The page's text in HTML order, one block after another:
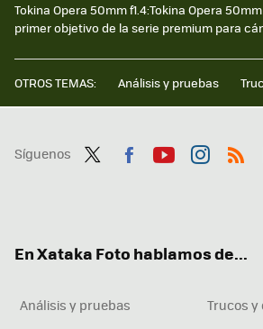
Tokina Opera 50mm f1.4:Tokina Opera 50mm
primer objetivo de la serie premium para
OTROS TEMAS: Análisis y pruebas
Síguenos
En Xataka Foto hablamos de...
Análisis y pruebas
Trucos y